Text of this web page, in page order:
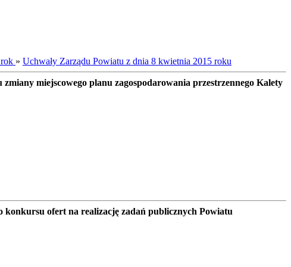
» Uchwały Zarządu Powiatu z dnia 8 kwietnia 2015 roku
miejscowego planu zagospodarowania przestrzennego Kalety
konkursu ofert na realizację zadań publicznych Powiatu